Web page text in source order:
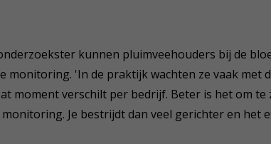
kunnen pluimveehouders bij de
monitoring. 'In de praktijk wachten ze vaak met
moment verschilt per bedrijf. Beter is het om te
Je bestrijdt dan veel gerichter en het